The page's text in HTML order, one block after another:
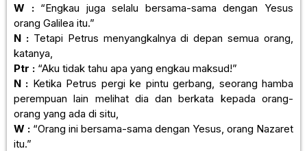
W :“Engkau juga selalu bersama-sama dengan Yesus
orang Galilea itu.”
N :Tetapi Petrus menyangkalnya di depan semua orang,
katanya,
Ptr : “Aku tidak tahu apa yang engkau maksud!”
N : Ketika Petrus pergi ke pintu gerbang, seorang hamba
perempuan lain melihat dia dan berkata kepada orang-
orang yang ada di situ,
W : “Orang ini bersama-sama dengan Yesus, orang Nazaret
itu.”